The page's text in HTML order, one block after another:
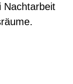
Nachtarbeit